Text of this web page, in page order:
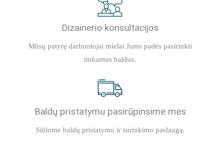
Dizainerio konsultacijos
Mūsų patyrę darbuotojai mielai Jums padės pasirinkti
tinkamus baldus.
Baldų pristatymu pasirūpinsime mes
Siūlome baldų pristatymo ir surinkimo paslaugą.